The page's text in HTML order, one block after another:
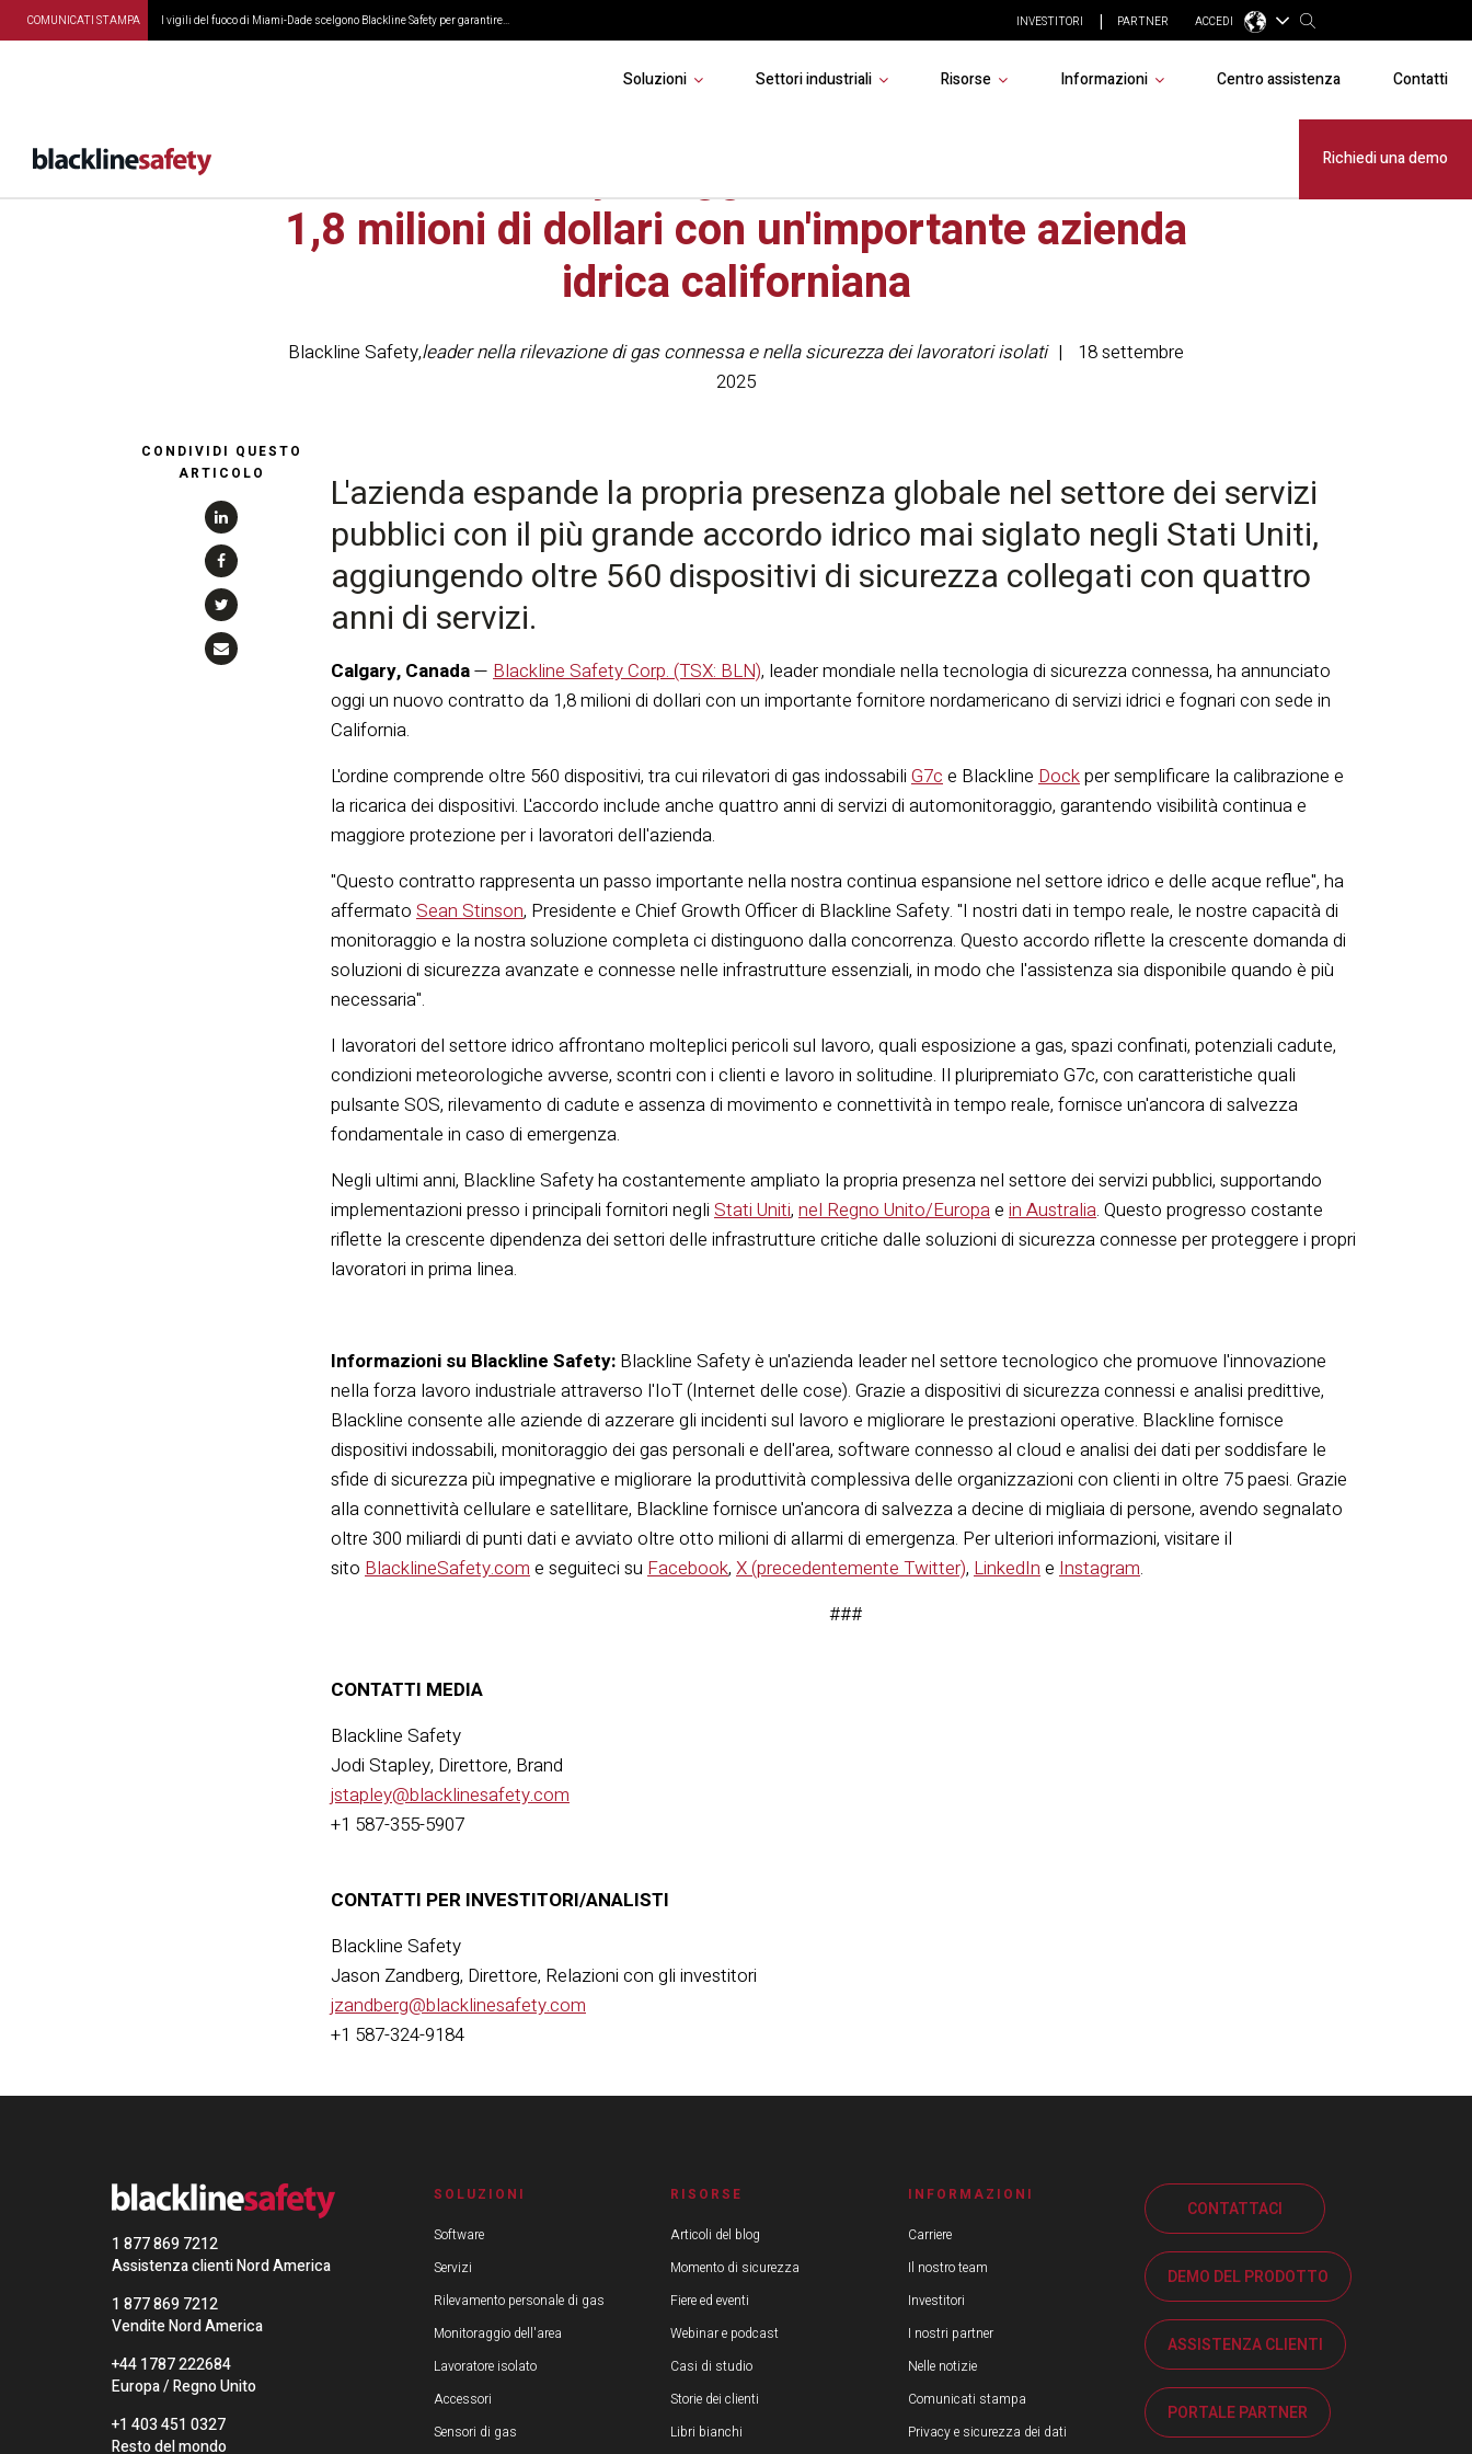
COMUNICATI STAMPA I vigili del fuoco di Miami-Dade scelgono Blackline Safety per garantire... INVESTITORI PARTNER ACCEDI
Soluzioni Settori industriali Risorse Informazioni Centro assistenza Contatti
Richiedi una demo
1,8 milioni di dollari con un'importante azienda
idrica californiana
Blackline Safety,leader nella rilevazione di gas connessa e nella sicurezza dei lavoratori isolati
18 settembre
2025
CONDIVIDI QUESTO
ARTICOLO
L'azienda espande la propria presenza globale nel settore dei servizi
pubblici con il più grande accordo idrico mai siglato negli Stati Uniti,
aggiungendo oltre 560 dispositivi di sicurezza collegati con quattro
anni di servizi.
Calgary, Canada— Blackline Safety Corp. (TSX: BLN), leader mondiale nella tecnologia di sicurezza connessa, ha annunciato
oggi un nuovo contratto da 1,8 milioni di dollari con un importante fornitore nordamericano di servizi idrici e fognari con sede in
California.
L'ordine comprende oltre 560 dispositivi, tra cui rilevatori di gas indossabili G7ce Blackline Dockper semplificare la calibrazione e
la ricarica dei dispositivi. L'accordo include anche quattro anni di servizi di automonitoraggio, garantendo visibilità continua e
maggiore protezione per i lavoratori dell'azienda.
"Questo contratto rappresenta un passo importante nella nostra continua espansione nel settore idrico e delle acque reflue", ha
affermato Sean Stinson, Presidente e Chief Growth Officer di Blackline Safety. "I nostri dati in tempo reale, le nostre capacità di
monitoraggio e la nostra soluzione completa ci distinguono dalla concorrenza. Questo accordo riflette la crescente domanda di
soluzioni di sicurezza avanzate e connesse nelle infrastrutture essenziali, in modo che l'assistenza sia disponibile quando è più
necessaria".
I lavoratori del settore idrico affrontano molteplici pericoli sul lavoro, quali esposizione a gas, spazi confinati, potenziali cadute,
condizioni meteorologiche avverse, scontri con i clienti e lavoro in solitudine. Il pluripremiato G7c, con caratteristiche quali
pulsante SOS, rilevamento di cadute e assenza di movimento e connettività in tempo reale, fornisce un'ancora di salvezza
fondamentale in caso di emergenza.
Negli ultimi anni, Blackline Safety ha costantemente ampliato la propria presenza nel settore dei servizi pubblici, supportando
implementazioni presso i principali fornitori negli Stati Uniti, nel Regno Unito/Europae in Australia. Questo progresso costante
riflette la crescente dipendenza dei settori delle infrastrutture critiche dalle soluzioni di sicurezza connesse per proteggere i propri
lavoratori in prima linea.
Informazioni su Blackline Safety: Blackline Safety è un'azienda leader nel settore tecnologico che promuove l'innovazione
nella forza lavoro industriale attraverso l'IoT (Internet delle cose). Grazie a dispositivi di sicurezza connessi e analisi predittive,
Blackline consente alle aziende di azzerare gli incidenti sul lavoro e migliorare le prestazioni operative. Blackline fornisce
dispositivi indossabili, monitoraggio dei gas personali e dell'area, software connesso al cloud e analisi dei dati per soddisfare le
sfide di sicurezza più impegnative e migliorare la produttività complessiva delle organizzazioni con clienti in oltre 75 paesi. Grazie
alla connettività cellulare e satellitare, Blackline fornisce un'ancora di salvezza a decine di migliaia di persone, avendo segnalato
oltre 300 miliardi di punti dati e avviato oltre otto milioni di allarmi di emergenza. Per ulteriori informazioni, visitare il
sito BlacklineSafety.come seguiteci su Facebook, X (precedentemente Twitter), LinkedIne Instagram.
###
CONTATTI MEDIA
Blackline Safety
Jodi Stapley, Direttore, Brand
jstapley@blacklinesafety.com
+1 587-355-5907
CONTATTI PER INVESTITORI/ANALISTI
Blackline Safety
Jason Zandberg, Direttore, Relazioni con gli investitori
jzandberg@blacklinesafety.com
+1 587-324-9184
1 877 869 7212
Assistenza clienti Nord America
1 877 869 7212
Vendite Nord America
+44 1787 222684
Europa / Regno Unito
+1 403 451 0327
Resto del mondo
SOLUZIONI
Software
Servizi
Rilevamento personale di gas
Monitoraggio dell'area
Lavoratore isolato
Accessori
Sensori di gas
RISORSE
Articoli del blog
Momento di sicurezza
Fiere ed eventi
Webinar e podcast
Casi di studio
Storie dei clienti
Libri bianchi
INFORMAZIONI
Carriere
Il nostro team
Investitori
I nostri partner
Nelle notizie
Comunicati stampa
Privacy e sicurezza dei dati
CONTATTACI
DEMO DEL PRODOTTO
ASSISTENZA CLIENTI
PORTALE PARTNER